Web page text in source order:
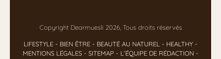
Copyright Dearmuesli 2026, Tous droits réservés
LIFESTYLE - BIEN ÊTRE - BEAUTÉ AU NATUREL - HEALTHY -
MENTIONS LÉGALES - SITEMAP - L’ÉQUIPE DE RÉDACTION -